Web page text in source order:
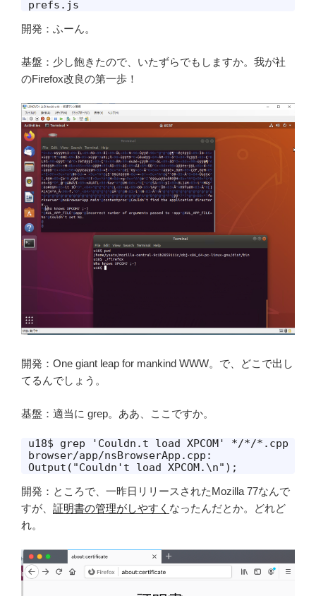
prefs.js
開発：ふーん。
基盤：少し飽きたので、いたずらでもしますか。我が社
のFirefox改良の第一歩！
開発：One giant leap for mankind WWW。で、どこで出し
てるんでしょう。
基盤：適当に grep。ああ、ここですか。
u18$ grep 'Couldn.t load XPCOM' */*/*.cpp
browser/app/nsBrowserApp.cpp:
Output("Couldn't load XPCOM.\n");
開発：ところで、一昨日リリースされたMozilla 77なんで
すが、 証明書の管理がしやすく なったんだとか。どれど
れ。